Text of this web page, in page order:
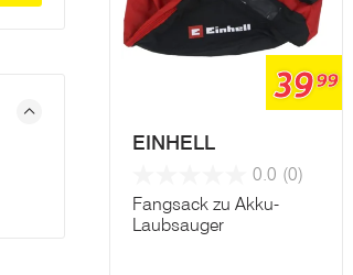
39 99
EINHELL
0.0 (0)
Fangsack zu Akku-
Laubsauger